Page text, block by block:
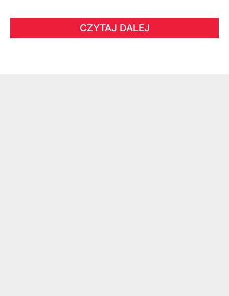
CZYTAJ DALEJ